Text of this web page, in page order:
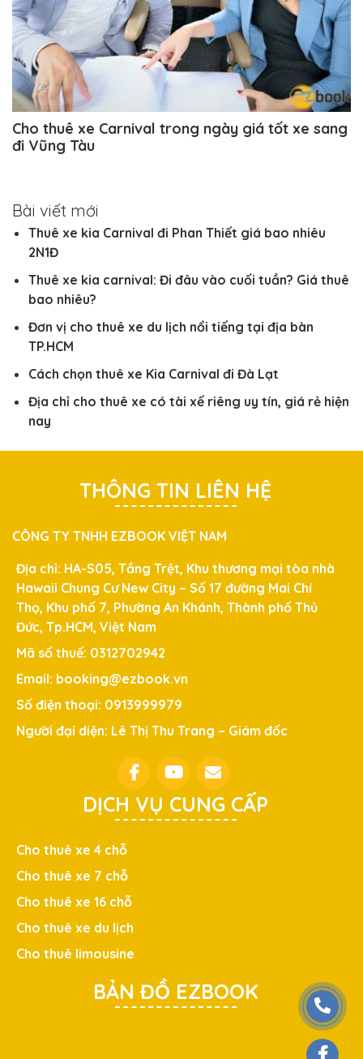
Cho thuê xe Carnival trong ngày giá tốt xe sang
đi Vũng Tàu
Bài viết mới
Thuê xe kia Carnival đi Phan Thiết giá bao nhiêu
2N1Đ
Thuê xe kia carnival: Đi đâu vào cuối tuần? Giá thuê
bao nhiêu?
Đơn vị cho thuê xe du lịch nổi tiếng tại địa bàn
TP.HCM
Cách chọn thuê xe Kia Carnival đi Đà Lạt
Địa chỉ cho thuê xe có tài xế riêng uy tín, giá rẻ hiện
nay
THÔNG TIN LIÊN HỆ
CÔNG TY TNHH EZBOOK VIỆT NAM
Địa chỉ: HA-S05, Tầng Trệt, Khu thương mại tòa nhà
Hawaii Chung Cư New City – Số 17 đường Mai Chí
Thọ, Khu phố 7, Phường An Khánh, Thành phố Thủ
Đức, Tp.HCM, Việt Nam
Mã số thuế: 0312702942
Email: booking@ezbook.vn
Số điện thoại: 0913999979
Người đại diện: Lê Thị Thu Trang – Giám đốc
DỊCH VỤ CUNG CẤP
Cho thuê xe 4 chỗ
Cho thuê xe 7 chỗ
Cho thuê xe 16 chỗ
Cho thuê xe du lịch
Cho thuê limousine
BẢN ĐỒ EZBOOK